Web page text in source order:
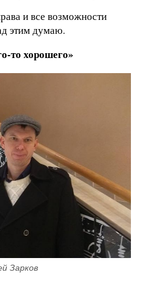
и все возможности
этим думаю.
то хорошего»
Зарков